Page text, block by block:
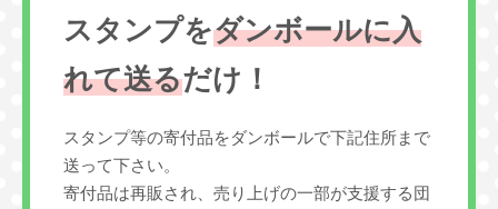
スタンプをダンボールに入
れて送るだけ！
スタンプ等の寄付品をダンボールで下記住所まで
送って下さい。
寄付品は再販され、売り上げの一部が支援する団